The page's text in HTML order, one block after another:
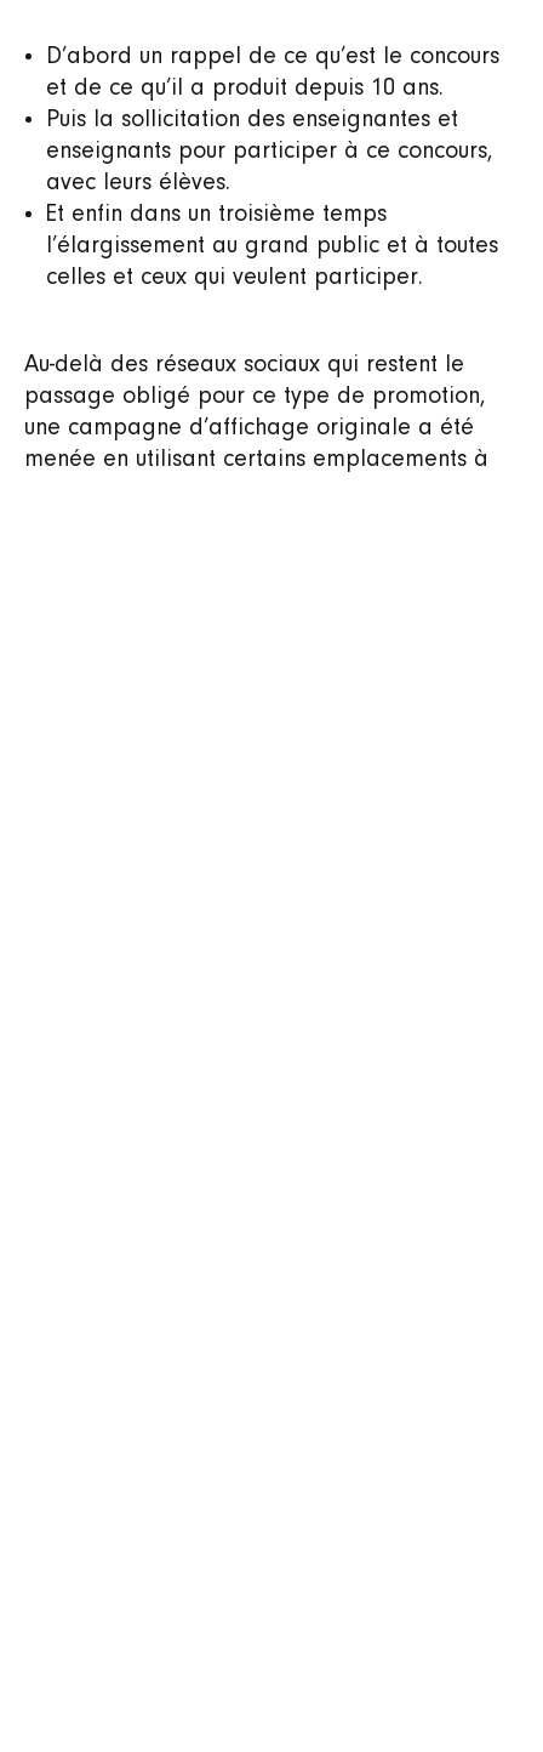
D’abord un rappel de ce qu’est le concours
et de ce qu’il a produit depuis 10 ans.
Puis la sollicitation des enseignantes et
enseignants pour participer à ce concours,
avec leurs élèves.
Et enfin dans un troisième temps
l’élargissement au grand public et à toutes
celles et ceux qui veulent participer.
Au-delà des réseaux sociaux qui restent le
passage obligé pour ce type de promotion,
une campagne d’affichage originale a été
menée en utilisant certains emplacements à